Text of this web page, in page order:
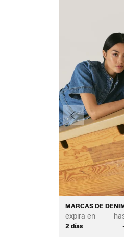
MARCAS DE
expira en
2 días
Anteriormente